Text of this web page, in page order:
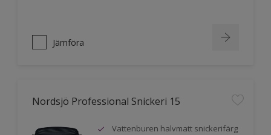
Jämföra
Nordsjö Professional Snickeri 15
Vattenburen halvmatt snickerifärg